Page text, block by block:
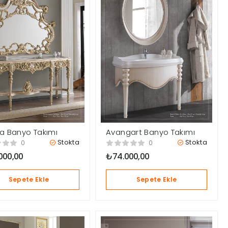
Banyo Takımı
0 Stokta
Sepete Ekle
Avangart Banyo Takımı
0 Stokta
₺74.000,00
Sepete Ekle